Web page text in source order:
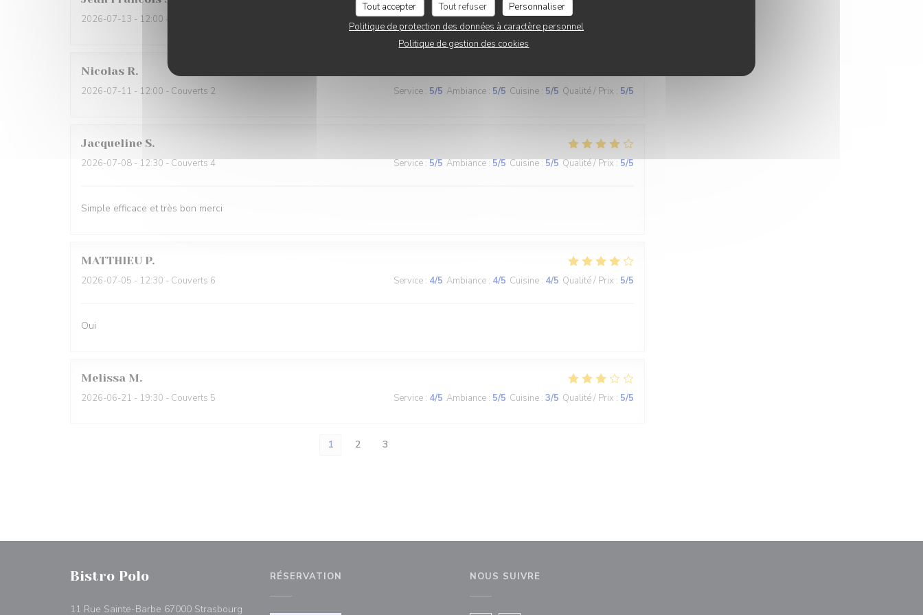
Tout accepter Tout refuser
Personnaliser
Politique de protection des données à caractère personnel
Politique de gestion des cookies
2026-07-13 - 12:00 - Couverts 3 Service: 5/5 Ambiance:5 /5 Cuisine:5/5 Qualité / Prix
Nicolas R
2026-07-11 - 12:00 - Couverts 2 Service : 5/5 Ambiance : 5/5 Cuisine : 5/5 Qualité / Prix : 5/5
Jacqueline S
2026-07-08 - 12:30 - Couverts 4 Service:5/5 Ambiance:5/5 Cuisine:5/5 Qualité / Prix:5/5
Simple efficace et très bon merci
MATTHIEU P
2026-07-05 - 12:30 - Couverts 6 Service : 4/5 Ambiance : 4/5 Cuisine : 4/5 Qualité / Prix : 5/5
Oui
Melissa M
2026-06-21 - 19:30 - Couverts 5 Service : 4/5 Ambiance : 5/5 Cuisine : 3/5 Qualité / Prix : 5/5
1 2 3
Bistro Polo
11 Rue Sainte-Barbe 67000 Strasbourg
RÉSERVATION NOUS SUIVRE